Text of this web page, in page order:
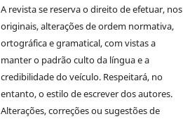
A revista se reserva o direito de efetuar, nos
originais, alterações de ordem normativa,
ortográfica e gramatical, com vistas a
manter o padrão culto da língua e a
credibilidade do veículo. Respeitará, no
entanto, o estilo de escrever dos autores.
Alterações, correções ou sugestões de